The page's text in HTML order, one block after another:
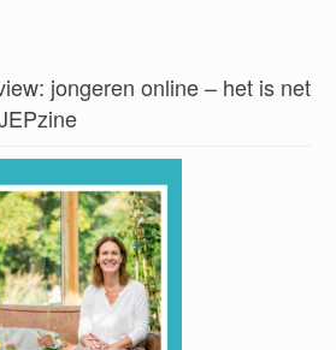
jongeren online – het is net